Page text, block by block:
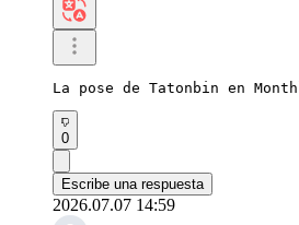
La pose de Tatonbin en
0
Escribe una respuesta
2026.07.07 14:59